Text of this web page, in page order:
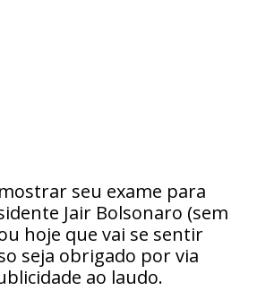
seu exame para
Jair Bolsonaro (sem
hoje que vai se sentir
seja obrigado por via
ao laudo.